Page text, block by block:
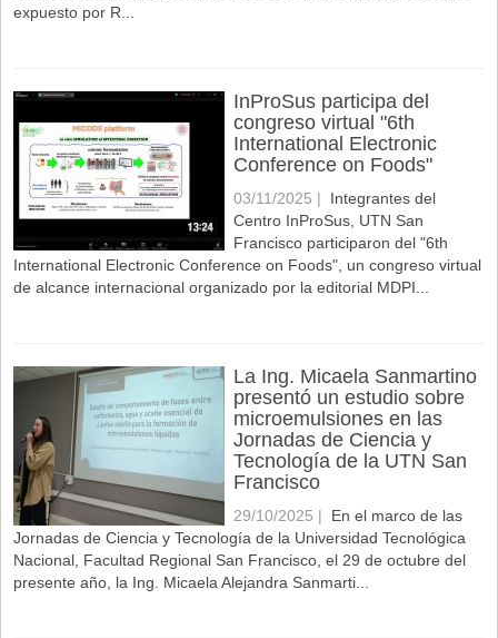
expuesto por R...
InProSus participa del
congreso virtual "6th
International Electronic
Conference on Foods"
03/11/2025 |
Integrantes del
Centro InProSus, UTN San
Francisco participaron del "6th
International Electronic Conference on Foods", un congreso virtual
de alcance internacional organizado por la editorial MDPI...
La Ing. Micaela Sanmartino
presentó un estudio sobre
microemulsiones en las
Jornadas de Ciencia y
Tecnología de la UTN San
Francisco
29/10/2025 |
En el marco de las
Jornadas de Ciencia y Tecnología de la Universidad Tecnológica
Nacional, Facultad Regional San Francisco, el 29 de octubre del
presente año, la Ing. Micaela Alejandra Sanmarti...